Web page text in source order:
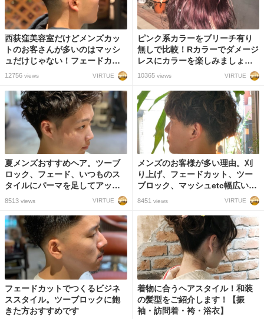
西荻窪美容室だけどメンズカッ
トのお客さんが多いのはマッシ
ュだけじゃない！フェードカッ
トまでできるスタイリストの技
12756 views VIRTUE
ピンク系カラーをブリーチ有り
無しで比較！Rカラーでダメージ
レスにカラーを楽しみましょ
う！
10365views VIRTUE
夏メンズおすすめヘア。ツーブ
ロック、フェード、いつものス
タイルにパーマを足してアップ
バングいいと思う。
8513 views VIRTUE
メンズのお客様が多い理由。刈
り上げ、フェードカット、ツー
ブロック、マッシュetc幅広いメ
ンズスタイルに対応します！
8451 views VIRTUE
フェードカットでつくるビジネ
ススタイル。ツーブロックに飽
きた方おすすめです
着物に合うヘアスタイル！和装
の髪型をご紹介します！【振
袖・訪問着・袴・浴衣】